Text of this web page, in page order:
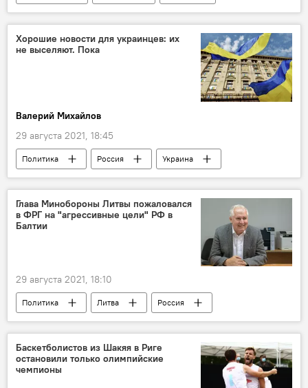
митинг
Агне Билотайте
Хорошие новости для украинцев: их
не выселяют. Пока
Валерий Михайлов
29 августа 2021, 18:45
Политика Россия
Украина
Колумнисты
Глава Минобороны Литвы пожаловался
в ФРГ на "агрессивные цели" РФ в
Балтии
29 августа 2021, 18:10
Политика Литва
Россия
военные
Германия
Минобороны Литвы
ФРГ
Арвидас Анушаускас
Баскетболистов из Шакяя в Риге
остановили только олимпийские
чемпионы